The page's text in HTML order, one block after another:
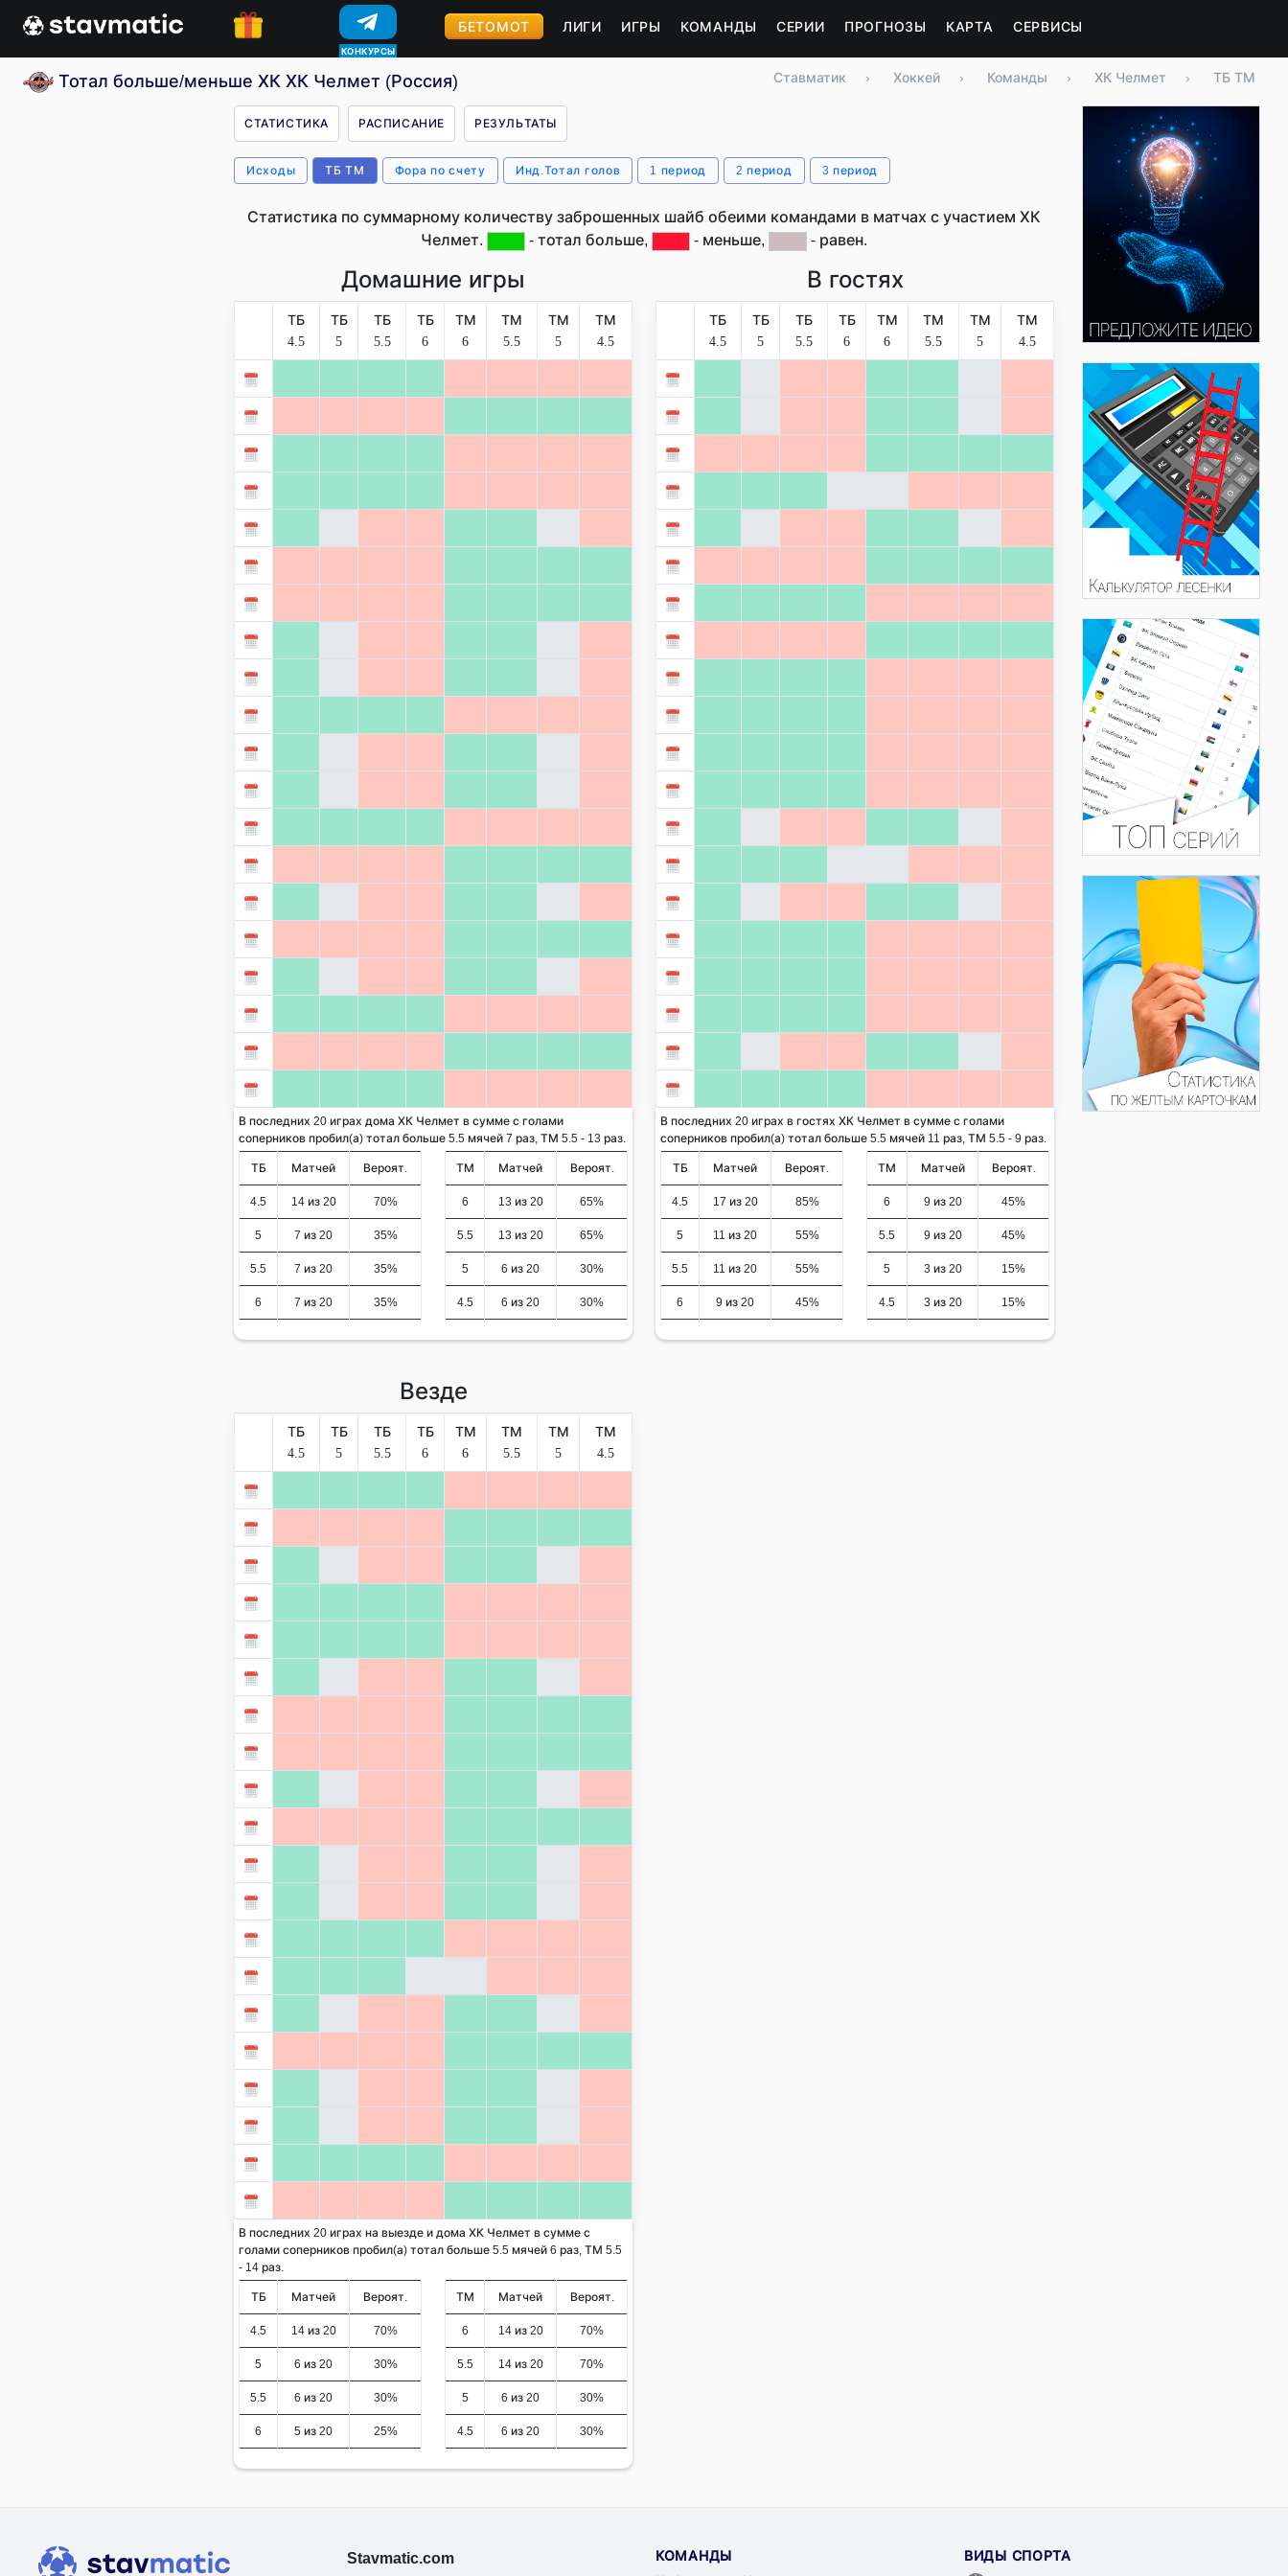
КОНКУРСЫ
БЕТОМОТ ЛИГИ ИГРЫ КОМАНДЫ СЕРИИ ПРОГНОЗЫ КАРТА СЕРВИСЫ
Тотал больше/меньше ХК ХК Челмет (Россия) Ставматик › Хоккей › Команды › ХК Челмет › ТБ ТМ
СТАТИСТИКА РАСПИСАНИЕ РЕЗУЛЬТАТЫ
Исходы ТБ ТМ Фора по счету Инд.Тотал голов 1 период 2 период 3 период
Статистика по суммарному количеству заброшенных шайб обеими командами в матчах с участием ХК
Челмет.
- тотал больше, - меньше, - равен.
Домашние игры
ТБ
4.5
ТБ
5
ТБ
5.5
ТБ
6
ТМ
6
ТМ
5.5
ТМ
5
ТМ
4.5
В последних 20 играх дома ХК Челмет в сумме с голами
соперников пробил(а) тотал больше 5.5 мячей 7 раз, ТМ 5.5 - 13 раз.
ТБ Матчей Вероят.
4.5 14 из 20 70%
5 7 из 20 35%
5.5 7 из 20 35%
6 7 из 20 35%
ТМ Матчей Вероят.
6 13 из 20 65%
5.5 13 из 20 65%
5 6 из 20 30%
4.5 6 из 20 30%
В гостях
ТБ
4.5
ТБ
5
ТБ
5.5
ТБ
6
ТМ
6
ТМ
5.5
ТМ
5
ТМ
4.5
В последних 20 играх в гостях ХК Челмет в сумме с голами
соперников пробил(а) тотал больше 5.5 мячей 11 раз, ТМ 5.5 - 9 раз.
ТБ Матчей Вероят.
4.5 17 из 20 85%
5 11 из 20 55%
5.5 11 из 20 55%
6 9 из 20 45%
ТМ Матчей Вероят.
6 9 из 20 45%
5.5 9 из 20 45%
5 3 из 20 15%
4.5 3 из 20 15%
Везде
ТБ
4.5
ТБ
5
ТБ
5.5
ТБ
6
ТМ
6
ТМ
5.5
ТМ
5
ТМ
4.5
В последних 20 играх на выезде и дома ХК Челмет в сумме с
голами соперников пробил(а) тотал больше 5.5 мячей 6 раз, ТМ 5.5
- 14 раз.
ТБ Матчей Вероят.
4.5 14 из 20 70%
5 6 из 20 30%
5.5 6 из 20 30%
6 5 из 20 25%
ТМ Матчей Вероят.
6 14 из 20 70%
5.5 14 из 20 70%
5 6 из 20 30%
4.5 6 из 20 30%
Stavmatic.com
КОМАНДЫ
ВИДЫ СПОРТА